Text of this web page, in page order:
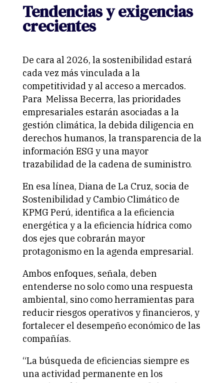
Tendencias y exigencias
crecientes
De cara al 2026, la sostenibilidad estará
cada vez más vinculada a la
competitividad y al acceso a mercados.
Para Melissa Becerra, las prioridades
empresariales estarán asociadas a la
gestión climática, la debida diligencia en
derechos humanos, la transparencia de la
información ESG y una mayor
trazabilidad de la cadena de suministro.
En esa línea, Diana de La Cruz, socia de
Sostenibilidad y Cambio Climático de
KPMG Perú, identifica a la eficiencia
energética y a la eficiencia hídrica como
dos ejes que cobrarán mayor
protagonismo en la agenda empresarial.
Ambos enfoques, señala, deben
entenderse no solo como una respuesta
ambiental, sino como herramientas para
reducir riesgos operativos y financieros, y
fortalecer el desempeño económico de las
compañías.
“La búsqueda de eficiencias siempre es
una actividad permanente en los